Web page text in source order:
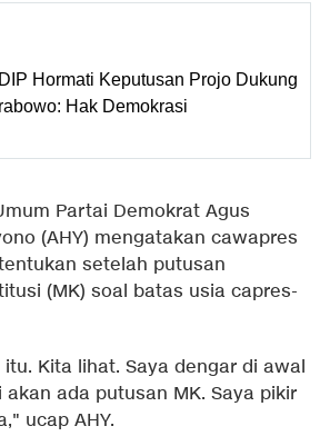
Hormati Keputusan Projo Dukung
Hak Demokrasi
Partai Demokrat Agus
(AHY) mengatakan cawapres
setelah putusan
(MK) soal batas usia capres-
Kita lihat. Saya dengar di awal
ada putusan MK. Saya pikir
ucap AHY.